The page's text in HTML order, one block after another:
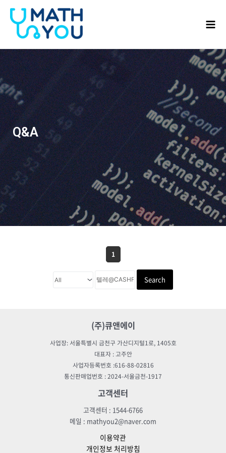
건너뛰기
Q&A
1
Search
(주)큐앤에이
사업장: 서울특별시 금천구 가산디지털1로, 1405호
대표자 : 고주안
사업자등록번호 :616-88-02816
통신판매업번호 : 2024-서울금천-1917
고객센터
고객센터 : 1544-6766
메일 : mathyou2@naver.com
이용약관
개인정보 처리방침